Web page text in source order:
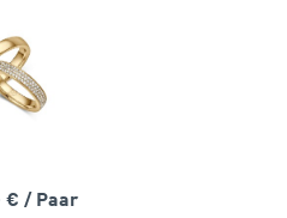
€ / Paar